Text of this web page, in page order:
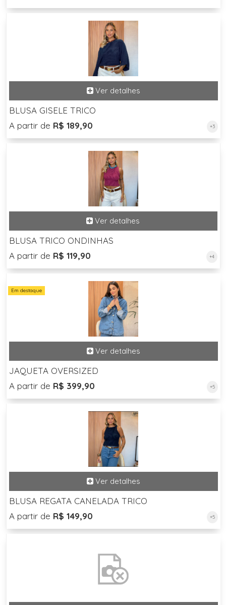
BLUSA GISELE TRICO
A partir de R$ 189,90 +3
BLUSA TRICO ONDINHAS
A partir de R$ 119,90 +4
Em destaque
JAQUETA OVERSIZED
A partir de R$ 399,90 +5
BLUSA REGATA CANELADA TRICO
A partir de R$ 149,90 +5